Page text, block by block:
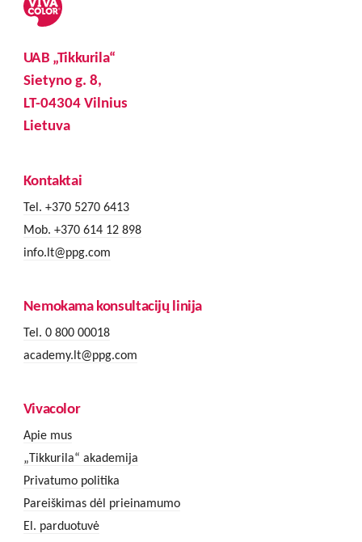
UAB „Tikkurila“
Sietyno g. 8,
LT-04304 Vilnius
Lietuva
Kontaktai
Tel. +370 5270 6413
Mob. +370 614 12 898
info.lt@ppg.com
Nemokama konsultacijų linija
Tel. 0 800 00018
academy.lt@ppg.com
Vivacolor
Apie mus
„Tikkurila“ akademija
Privatumo politika
Pareiškimas dėl prieinamumo
El. parduotuvė